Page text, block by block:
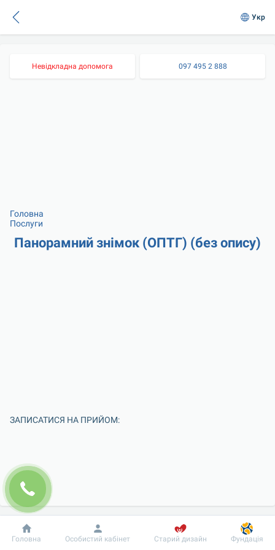
Укр
Невідкладна допомога 097 495 2 888
Головна
Послуги
Панорамний знімок (ОПТГ) (без опису)
ЗАПИСАТИСЯ НА ПРИЙОМ:
Добробут Інформація Пацієнту
Головна Особистий кабінет Старий дизайн Фундація